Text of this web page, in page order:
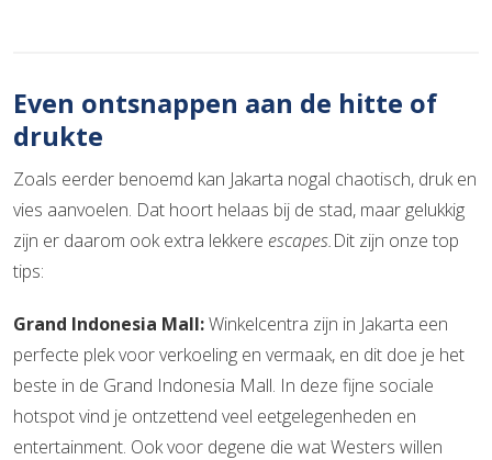
Even ontsnappen aan de hitte of
drukte
Zoals eerder benoemd kan Jakarta nogal chaotisch, druk en
vies aanvoelen. Dat hoort helaas bij de stad, maar gelukkig
zijn er daarom ook extra lekkere escapes.Dit zijn onze top
tips:
Grand Indonesia Mall:Winkelcentra zijn in Jakarta een
perfecte plek voor verkoeling en vermaak, en dit doe je het
beste in de Grand Indonesia Mall. In deze fijne sociale
hotspot vind je ontzettend veel eetgelegenheden en
entertainment. Ook voor degene die wat Westers willen